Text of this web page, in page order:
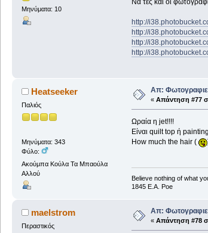
Μηνύματα: 10
Να τες και οι
http://
http://
http://
http://
Heatseeker
Παλιός
Μηνύματα: 343
Φύλο:
Ακούμπα Κούλα Τα Μπαούλα
Αλλού
Απ:
« Απάντηση #77
Ωραία η jet!!!!
Είναι quilt top ή
How much the hair (
Believe nothing of what
1845 E.A. Poe
maelstrom
Περαστικός
Απ:
« Απάντηση #78